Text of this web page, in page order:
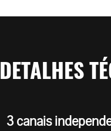
DETALHES
3 canais